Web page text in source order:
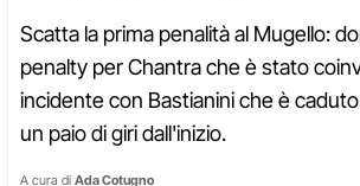
Scatta la prima penalità al Mugello:
penalty per Chantra che è stato
incidente con Bastianini che è
un paio di giri dall'inizio.
A cura di Ada Cotugno